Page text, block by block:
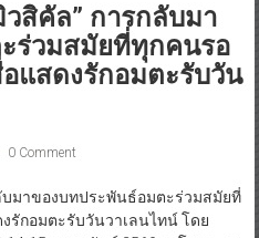
วสิคัล” การกลับมา
ร่วมสมัยที่ทุกคนรอ
แสดงรักอมตะรับวัน
0 Comment
บมาของบทประพันธ์อมตะร่วมสมัยที่
รักอมตะรับวันวาเลนไทน์ โดย